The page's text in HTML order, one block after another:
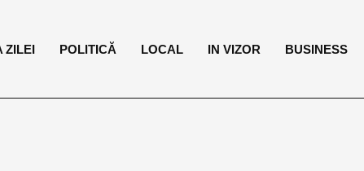
ZILEI POLITICĂ LOCAL IN VIZOR BUSINESS